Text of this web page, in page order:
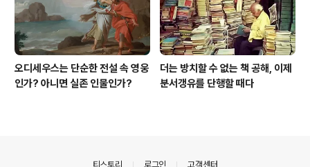
오디세우스는 단순한 전설 속 영웅
인가? 아니면 실존 인물인가?
더는 방치할 수 없는 책 공해, 이제
분서갱유를 단행할 때다
티스토리 로그인 고객센터